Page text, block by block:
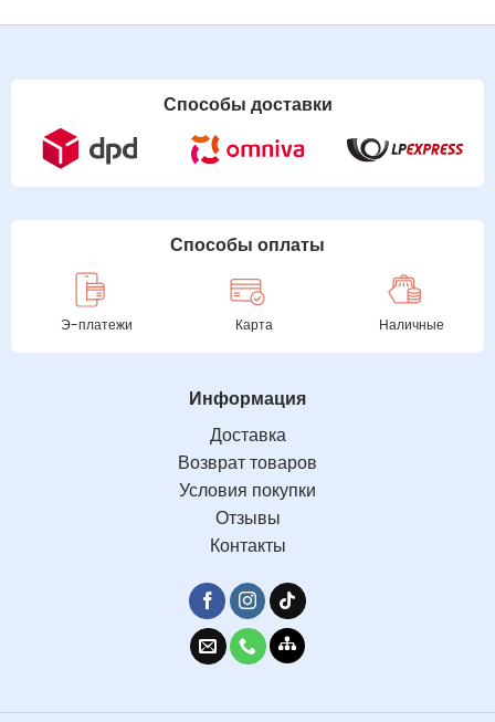
Способы доставки
Способы оплаты
Э-платежи Карта Наличные
Информация
Доставка
Возврат товаров
Условия покупки
Отзывы
Контакты